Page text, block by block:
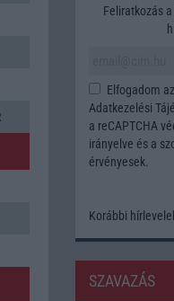
Feliratkozás
Elfogadom az
Adatkezelési
a reCAPTCHA
irányelve és a
érvényesek.
Korábbi
SZAVAZÁS